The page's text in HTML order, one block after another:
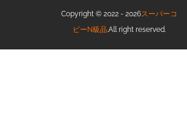
Copyright © 2022 - 2026スーパーコ
ピーN級品.All right reserved.